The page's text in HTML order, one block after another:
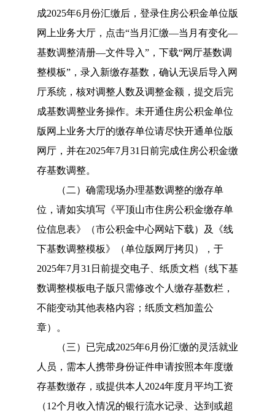
成2025年6月份汇缴后 ，登录住房公积金单位版
网上业务大厅，点击“当月汇缴—当月有变化—
基数调整清册—文件导入”，下载“网厅基数调
整模板”，录入新缴存基数，确认无误后导入网
厅系统，核对调整人数及调整金额，提交后完
成基数调整业务操作。未开通住房公积金单位
版网上业务大厅的缴存单位请尽快开通单位版
网厅，并在2025年7月31日前完成住房公积金缴
存基数调整。
（二）确需现场办理基数调整的缴存单
位，请如实填写《平顶山市住房公积金缴存单
位信息表》（市公积金中心网站下载）及《线
下基数调整模板》（单位版网厅拷贝）， 于
2025年7月 31日前提交电子、纸质文档 （线下基
数调整模板电子版只需修改个人缴存基数栏，
不能变动其他表格内容；纸质文档加盖公
章） 。
（三）已完成2025年6月份汇缴的灵活就业
人员，需本人携带身份证件申请按照本年度缴
存基数缴存， 或提供本人2024年度月平均工资
（12个月收入情况的银行流水记录、达到或超